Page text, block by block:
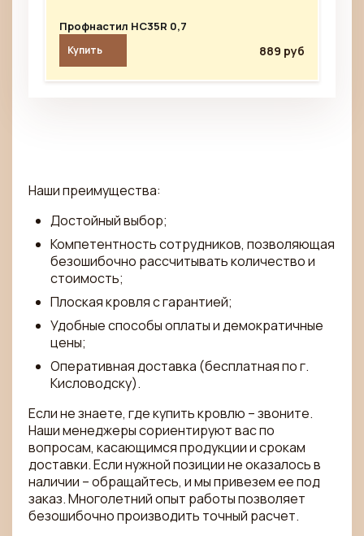
Профнастил HC35R 0,7
Купить 889 руб
Наши преимущества:
Достойный выбор;
Компетентность сотрудников, позволяющая
безошибочно рассчитывать количество и
стоимость;
Плоская кровля с гарантией;
Удобные способы оплаты и демократичные
цены;
Оперативная доставка (бесплатная по г.
Кисловодску).
Если не знаете, где купить кровлю – звоните.
Наши менеджеры сориентируют вас по
вопросам, касающимся продукции и срокам
доставки. Если нужной позиции не оказалось в
наличии – обращайтесь, и мы привезем ее под
заказ. Многолетний опыт работы позволяет
безошибочно производить точный расчет.